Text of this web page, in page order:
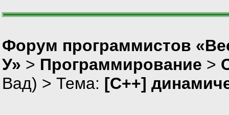
Форум программистов
У» > Программирование >
Вад) > Тема: [C++]